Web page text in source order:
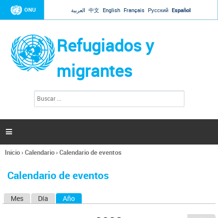
Jump to navigation
ONU العربية 中文 English Français Русский Español
Refugiados y
migrantes
l
s

Se
usted
Inicio›Calendario›Calendario de eventos
Calendario de eventos
Mes Día Año